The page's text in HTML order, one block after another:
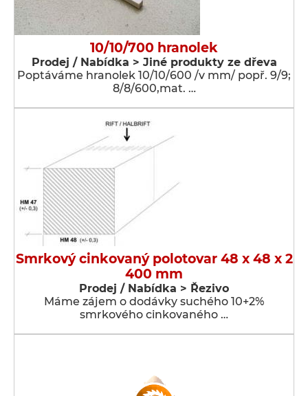
10/10/700 hranolek
Prodej / Nabídka > Jiné produkty ze dřeva
Poptáváme hranolek 10/10/600 /v mm/ popř. 9/9;
8/8/600,mat. …
Smrkový cinkovaný polotovar 48 x 48 x 2
400 mm
Prodej / Nabídka > Řezivo
Máme zájem o dodávky suchého 10+2%
smrkového cinkovaného …